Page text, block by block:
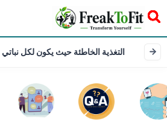
سخر
التغذية الخاطئة حيث يكون لكل